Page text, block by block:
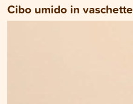
Cibo umido in vaschette